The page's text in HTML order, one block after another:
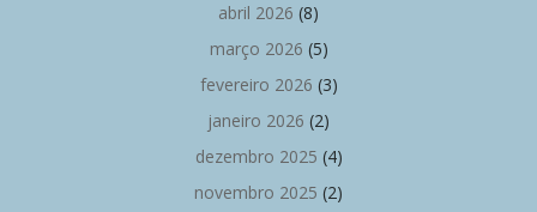
abril 2026 (8)
março 2026 (5)
fevereiro 2026 (3)
janeiro 2026 (2)
dezembro 2025 (4)
novembro 2025 (2)